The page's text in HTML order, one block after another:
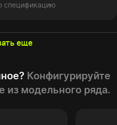
спецификацию
еще
Конфигурируйте
из модельного ряда.